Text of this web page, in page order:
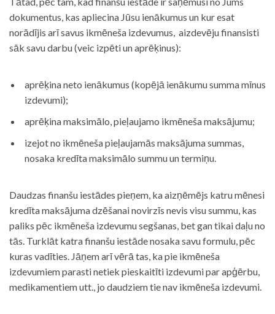
dokumentus, kas apliecina Jūsu ienākumus un kur esat
norādījis arī savus ikmēneša izdevumus, aizdevēju finansisti
sāk savu darbu (veic izpēti un aprēķinus):
aprēķina neto ienākumus (kopējā ienākumu summa mīnus
izdevumi);
aprēķina maksimālo, pieļaujamo ikmēneša maksājumu;
izejot no ikmēneša pieļaujamās maksājuma summas,
nosaka kredīta maksimālo summu un termiņu.
Daudzas finanšu iestādes pieņem, ka aizņēmējs katru mēnesi
kredīta maksājuma dzēšanai novirzīs nevis visu summu, kas
paliks pēc ikmēneša izdevumu segšanas, bet gan tikai daļu no
tās. Turklāt katra finanšu iestāde nosaka savu formulu, pēc
kuras vadīties. Jāņem arī vērā tas, ka pie ikmēneša
izdevumiem parasti netiek pieskaitīti izdevumi par apģērbu,
medikamentiem utt., jo daudziem tie nav ikmēneša izdevumi.